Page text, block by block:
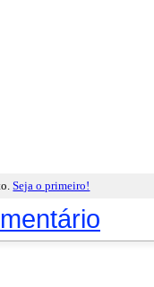
Seja o primeiro!